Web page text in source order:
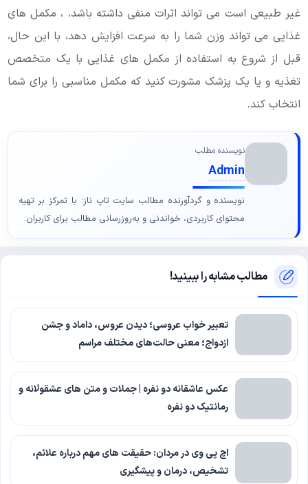
غیر طبیعی است می تواند اثرات منفی داشته باشد، ، مکمل های
غذایی می تواند وزن شما را به سرعت افزایش دهد، با این حال،
قبل از شروع به استفاده از مکمل های غذایی با یک متخصص
تغذیه و یا یک پزشک مشورت کنید که مکمل مناسبی را برای شما
انتخاب کند.
نویسنده مطلب
Admin
نویسنده و گردآورنده مطالب سایت تاپ ناز؛ با تمرکز بر تهیه
محتوای کاربردی، خواندنی و به‌روزرسانی مطالب برای کاربران.
مطالب مشابه را ببینید!
تعبیر خواب عروسی؛ دیدن عروس، داماد و جشن
ازدواج؛ معنی حالت‌های مختلف مراسم
عکس عاشقانه دو نفره | جملات و متن های عشقولانه و
رمانتیک دو نفره
اچ پی وی در مردان: حقیقت های مهم درباره علائم،
تشخیص، درمان و پیشگیری